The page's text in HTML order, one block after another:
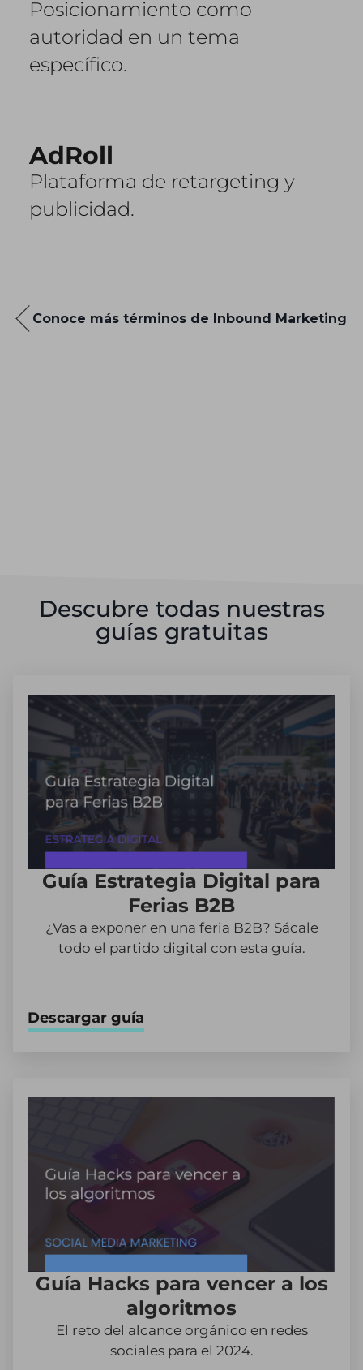
Posicionamiento como
autoridad en un tema
específico.
AdRoll
Plataforma de retargeting y
publicidad.
Conoce más términos de Inbound Marketing
Descubre todas nuestras
guías gratuitas
Guía Estrategia Digital para
Ferias B2B
¿Vas a exponer en una feria B2B? Sácale
todo el partido digital con esta guía.
Descargar guía
Guía Hacks para vencer a los
algoritmos
El reto del alcance orgánico en redes
sociales para el 2024.